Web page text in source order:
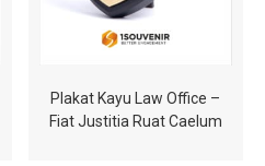
Plakat Kayu Law Office –
Fiat Justitia Ruat Caelum